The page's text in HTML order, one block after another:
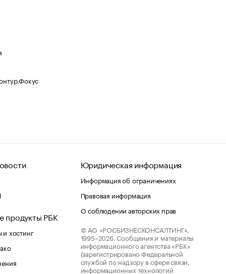
продукты РБК
хостинг
Юридическая информация
Информация об ограничениях
Правовая информация
О соблюдении авторских прав
© АО «РОСБИЗНЕСКОНСАЛТИНГ»,
1995–2026. Сообщения и материалы
информационного агентства «РБК»
(зарегистрировано Федеральной
службой по надзору в сфере связи,
информационных технологий